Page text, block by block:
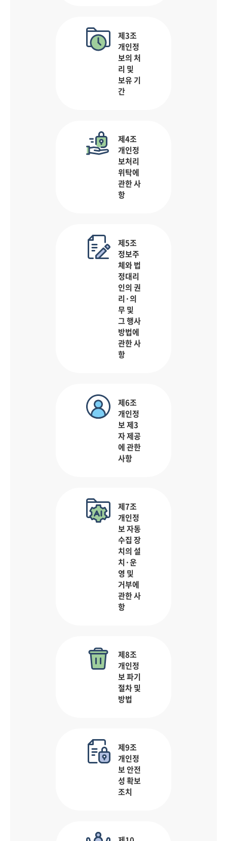
제3조
개인정
보의 처
리 및
보유 기
간
제4조
개인정
보처리
위탁에
관한 사
항
제5조
정보주
체와 법
정대리
인의 권
리·의
무 및
그 행사
방법에
관한 사
항
제6조
개인정
보 제3
자 제공
에 관한
사항
제7조
개인정
보 자동
수집 장
치의 설
치·운
영 및
거부에
관한 사
항
제8조
개인정
보 파기
절차 및
방법
제9조
개인정
보 안전
성 확보
조치